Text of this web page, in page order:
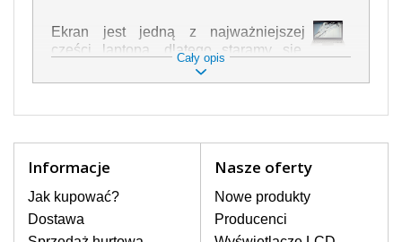
Ekran jest jedną z najważniejszej
części laptopa, dlatego staramy się,
żeby był jak najwyższej jakości. Służy
on do wyświetlania tekstu lub obrazu w
z nim z jak największą ostrożnością. Do
zaliczyć uszkodzenia mechaniczne np.
rozbity lub pęknięty ekran, następnie
pojawiające się pionowe pasy, ciemny
ekran, migotanie lub nierównomierną
Cały opis
Informacje
Jak kupować?
Dostawa
Nasze oferty
Nowe produkty
Producenci